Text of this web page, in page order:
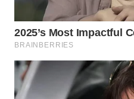
CIANJUR
WN
KEPULAUAN
SERIBU